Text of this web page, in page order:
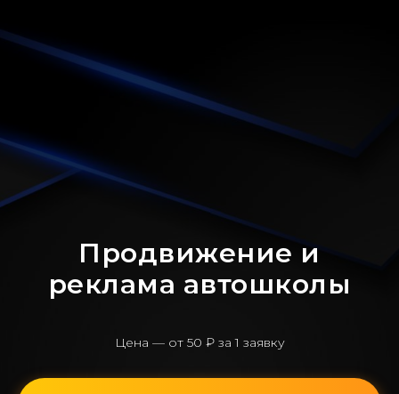
Продвижение и
реклама автошколы
Цена — от 50 ₽ за 1 заявку